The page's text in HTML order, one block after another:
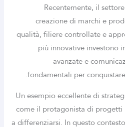
Recentemente, il
creazione di marchi e
qualità, filiere controllate e
più innovative investono
avanzate e
fondamentali per
Un esempio eccellente di
come il protagonista di
a differenziarsi. In questo